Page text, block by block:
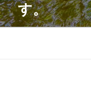
ッ
プ
す。